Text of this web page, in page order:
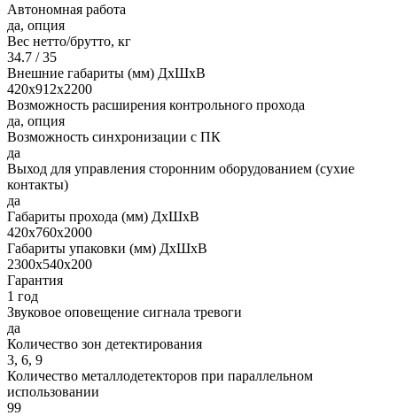
Автономная работа
да, опция
Вес нетто/брутто, кг
34.7 / 35
Внешние габариты (мм) ДхШхВ
420x912x2200
Возможность расширения контрольного прохода
да, опция
Возможность синхронизации с ПК
да
Выход для управления сторонним оборудованием (сухие
контакты)
да
Габариты прохода (мм) ДхШхВ
420х760x2000
Габариты упаковки (мм) ДхШхВ
2300х540х200
Гарантия
1 год
Звуковое оповещение сигнала тревоги
да
Количество зон детектирования
3, 6, 9
Количество металлодетекторов при параллельном
использовании
99